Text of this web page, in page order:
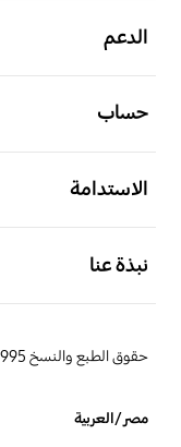
الدعم
حساب
الاستدامة
نبذة عنا
حقوق الطبع والنسخ 1995-2026 سامسونج. جميع الحقوق محفوظة.
مصر/العربية